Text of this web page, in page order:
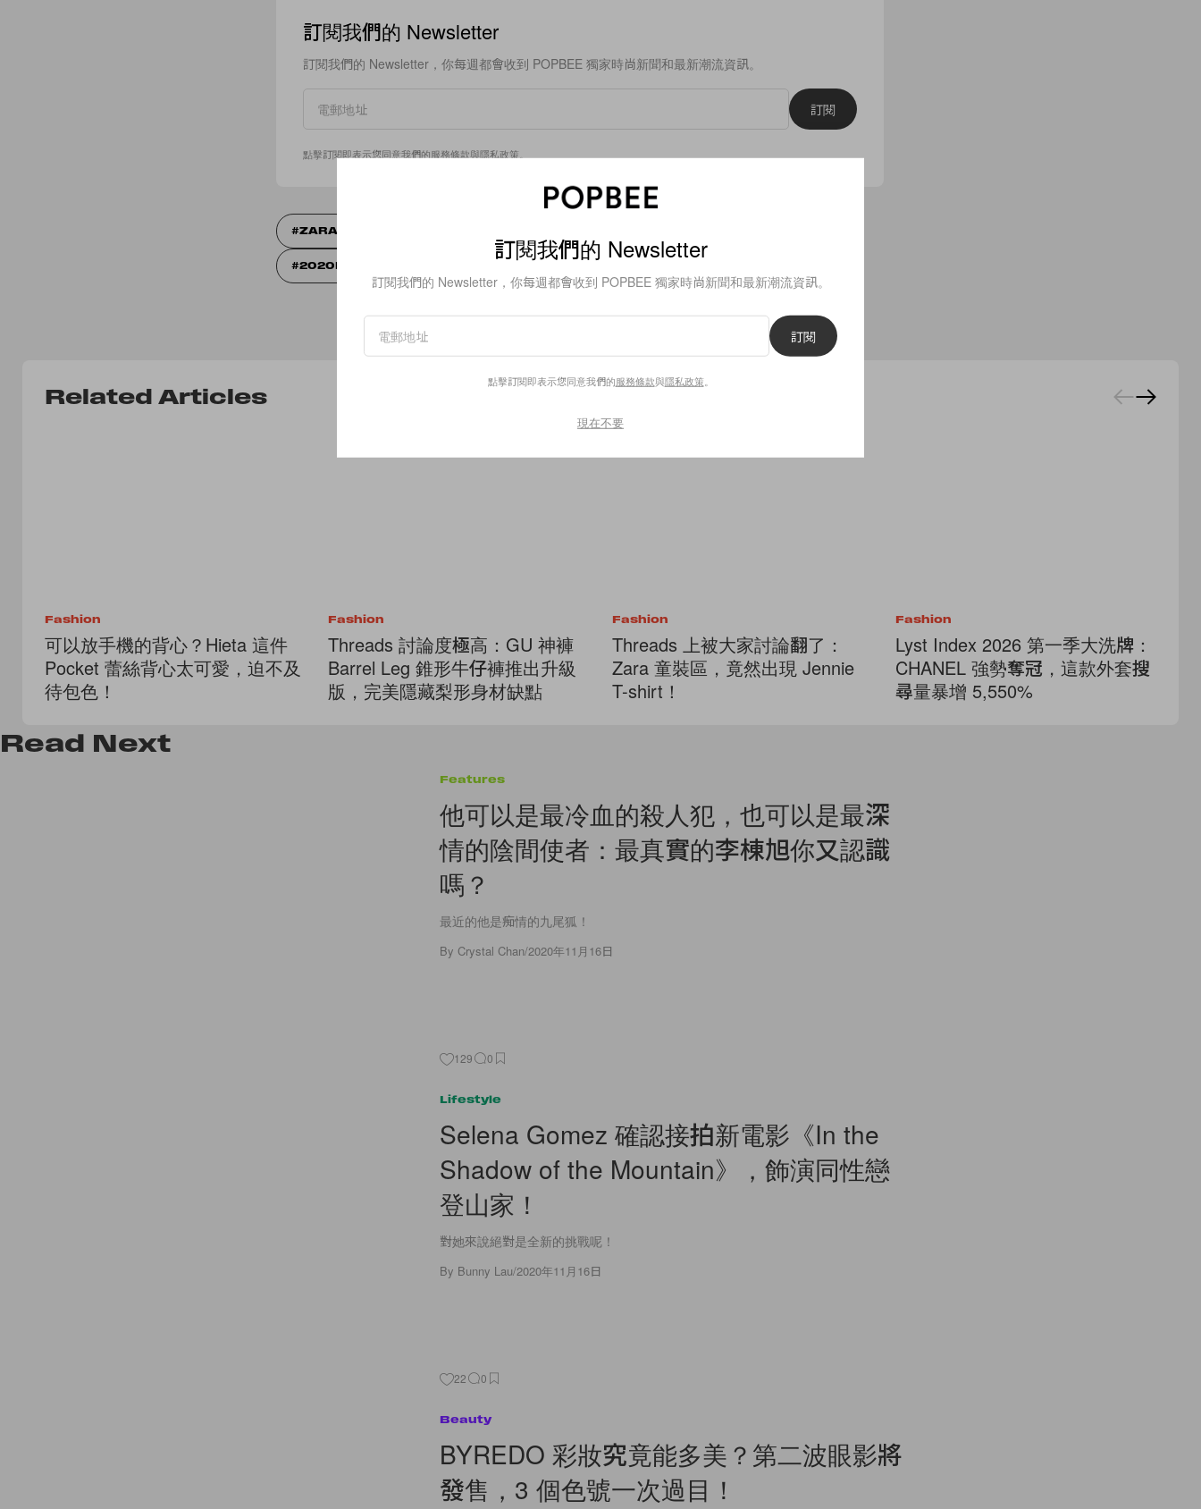
訂閱我們的 Newsletter
訂閱我們的 Newsletter，你每週都會收到 POPBEE 獨家時尚新聞和最新潮流資訊。
訂閱
點擊訂閱即表示您同意我們的服務條款與隱私政策
ZARA
2020FW
Related Articles
Fashion
可以放手機的背心？Hieta 這件
Pocket 蕾絲背心太可愛，迫不及
待包色！
Fashion
Threads 討論度極高：GU 神褲
Barrel Leg 錐形牛仔褲推出升級
版，完美隱藏梨形身材缺點
Fashion
Threads 上被大家討論翻了：
Zara 童裝區，竟然出現 Jennie
T-shirt！
Fashion
Lyst Index 2026 第一季大洗牌：
CHANEL 強勢奪冠，這款外套搜
尋量暴增 5,550%
Read Next
Features
他可以是最冷血的殺人犯，也可以是最深
情的陰間使者：最真實的李棟旭你又認識
嗎？
最近的他是痴情的九尾狐！
By Crystal Chan/2020年11月16日
129 0
Lifestyle
Selena Gomez 確認接拍新電影《In the
Shadow of the Mountain》，飾演同性戀
登山家！
對她來說絕對是全新的挑戰呢！
By Bunny Lau/2020年11月16日
22 0
Beauty
BYREDO 彩妝究竟能多美？第二波眼影將
發售，3 個色號一次過目！
訂閱我們的 Newsletter
訂閱我們的 Newsletter，你每週都會收到 POPBEE 獨家時尚新聞和最新潮流資訊。
訂閱
點擊訂閱即表示您同意我們的服務條款與隱私政策。
現在不要